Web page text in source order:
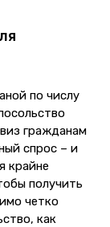
по числу
гражданам
спрос – и
крайне
получить
четко
как